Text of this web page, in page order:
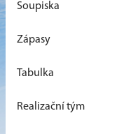
Soupiska
Zápasy
Tabulka
Realizační tým